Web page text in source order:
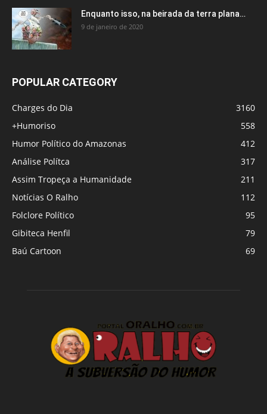
Enquanto isso, na beirada da terra plana…
9 de janeiro de 2020
POPULAR CATEGORY
Charges do Dia
3160
+Humoriso
558
Humor Político do Amazonas
412
Análise Polítca
317
Assim Tropeça a Humanidade
211
Notícias O Ralho
112
Folclore Político
95
Gibiteca Henfil
79
Baú Cartoon
69